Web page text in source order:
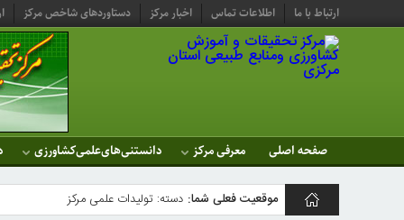
ارتباط با ما اطلاعات تماس اخبار مرکز دستاوردهای شاخص مرکز
صفحه اصلی معرفی مرکز دانستنی‌های‌علمی‌کشاورزی
موقعیت فعلی شما: دسته: تولیدات علمی مرکز